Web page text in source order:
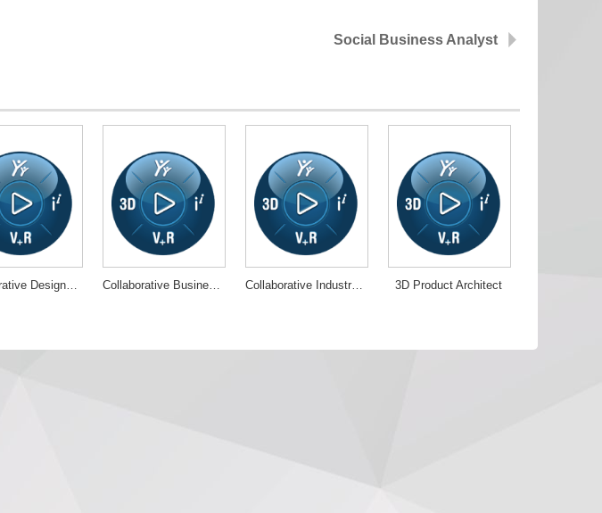
Social Business Analyst
3D Product Architect